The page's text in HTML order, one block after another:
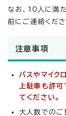
なお、10人に満
前にご連絡くださ
注意事項
バスやマイク
上駐車も許
てください。
大人数でのご